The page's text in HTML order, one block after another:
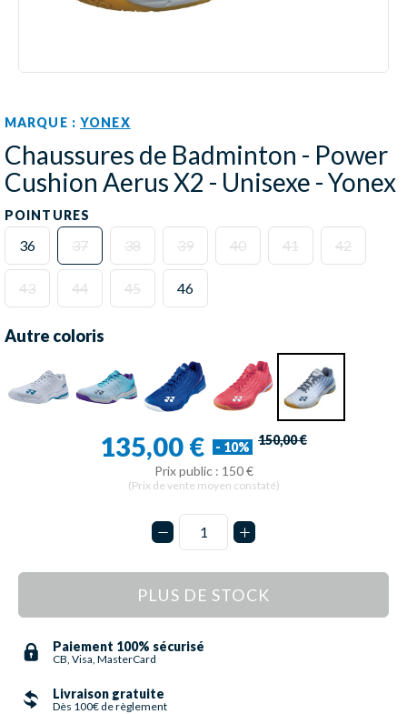
MARQUE :YONEX
Chaussures de Badminton - Power
Cushion Aerus X2 - Unisexe - Yonex
POINTURES
36 37 38 39 40 41 42
43 44 45 46
Autre coloris
135,00 € - 10% 150,00 €
Prix public : 150 €
(Prix de vente moyen constaté)
PLUS DE STOCK
Paiement 100% sécurisé
CB, Visa, MasterCard
Livraison gratuite
Dès 100€ de règlement